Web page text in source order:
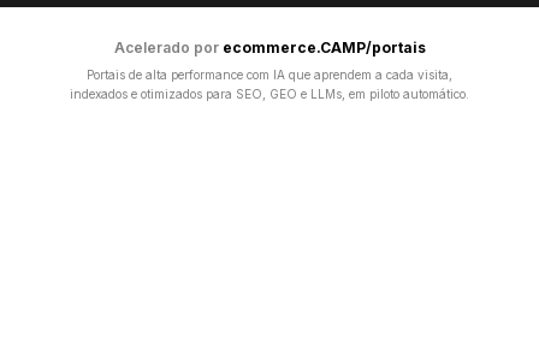
Acelerado por ecommerce.CAMP/portais
Portais de alta performance com IA que aprendem a cada visita,
indexados e otimizados para SEO, GEO e LLMs, em piloto automático.